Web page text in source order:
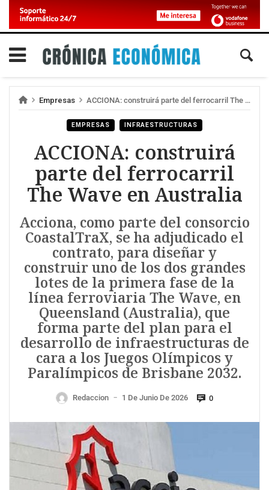
Empresas ACCIONA: construirá parte del ferrocarril The Wave en Australia
EMPRESAS INFRAESTRUCTURAS
ACCIONA: construirá
parte del ferrocarril
The Wave en Australia
Acciona, como parte del consorcio
CoastalTraX, se ha adjudicado el
contrato, para diseñar y
construir uno de los dos grandes
lotes de la primera fase de la
línea ferroviaria The Wave, en
Queensland (Australia), que
forma parte del plan para el
desarrollo de infraestructuras de
cara a los Juegos Olímpicos y
Paralímpicos de Brisbane 2032.
Redaccion — 1 De Junio De 2026 0